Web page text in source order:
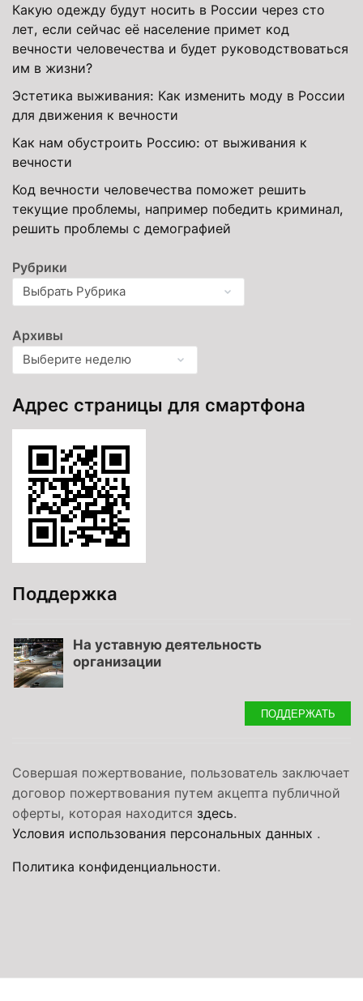
Какую одежду будут носить в России через сто
лет, если сейчас её население примет код
вечности человечества и будет руководствоваться
им в жизни?
Эстетика выживания: Как изменить моду в России
для движения к вечности
Как нам обустроить Россию: от выживания к
вечности
Код вечности человечества поможет решить
текущие проблемы, например победить криминал,
решить проблемы с демографией
Рубрики
Архивы
Адрес страницы для смартфона
Поддержка
На уставную деятельность
организации
ПОДДЕРЖАТЬ
Совершая пожертвование, пользователь заключает
договор пожертвования путем акцепта публичной
оферты, которая находится здесь.
Условия использования персональных данных .
Политика конфиденциальности.